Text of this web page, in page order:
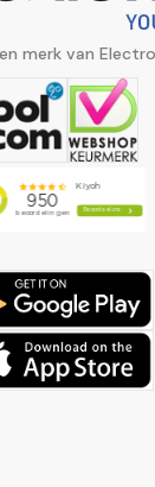
merk van